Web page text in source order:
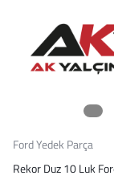
Ford Yedek Parça
Rekor Duz 10 Luk